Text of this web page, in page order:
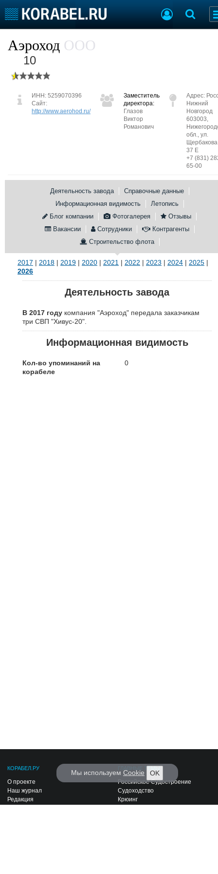
Предприятия
Пульс отрасли
Летопись
Рейтинг
О рейтинге
Судостроение
Крюинг
Торговая площадка
Доска объявлений
Услуги
Конференции
Выставки и семинары
Словарь
Флот
Галерея флота
Форум
Отзывы
Все службы
Аэроход ООО
10
ИНН: 5259070396
Сайт:
http://www.aerohod.ru/
Заместитель
директора:
Глазов
Виктор
Романович
Адрес:
Нижний
Новгород
603003,
обл., ул.
37 Е
+7 (831)
65-00
Деятельность завода
Справочные данные
Информационная видимость
Летопись
Блог компании
Фотогалерея
Отзывы
Вакансии
Сотрудники
Контрагенты
Строительство флота
2017 | 2018 | 2019 | 2020 | 2021 | 2022 | 2023 | 2024 | 2025 |
2026
Деятельность завода
В 2017 году компания "Аэроход" передала заказчикам
три СВП "Хивус-20".
Информационная видимость
Кол-во упоминаний на
корабеле
0
КОРАБЕЛ.РУ
О проекте
Наш журнал
Редакция
ГЛАВНЫЕ ТЕМЫ
Российское Судостроение
Судоходство
Крюинг
Мы используем Cookie OK